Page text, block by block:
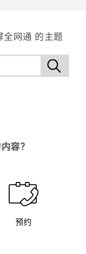
全网通 的主题
容？
预约